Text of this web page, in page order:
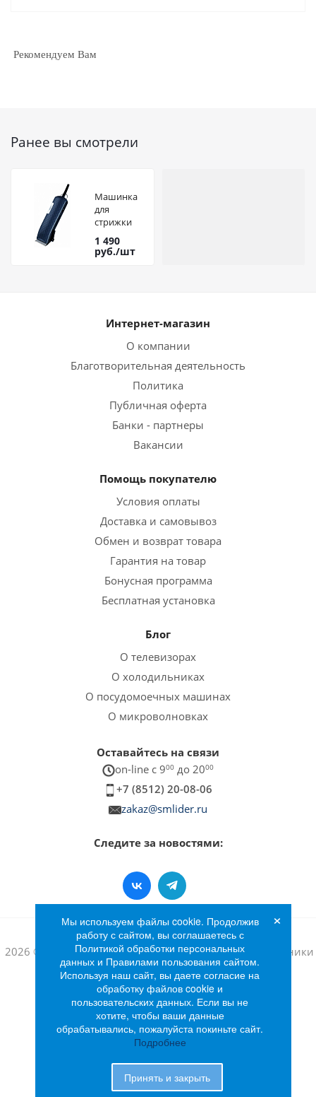
Рекомендуем Вам
Ранее вы смотрели
Машинка
для
стрижки
ARESA AR-
1811
1 490
руб./шт
Интернет-магазин
О компании
Благотворительная деятельность
Политика
Публичная оферта
Банки - партнеры
Вакансии
Помощь покупателю
Условия оплаты
Доставка и самовывоз
Обмен и возврат товара
Гарантия на товар
Бонусная программа
Бесплатная установка
Блог
О телевизорах
О холодильниках
О посудомоечных машинах
О микроволновках
Оставайтесь на связи
on-line c 900 до 2000
+7 (8512) 20-08-06
zakaz@smlider.ru
Следите за новостями:
2026 © Интернет-магазин бытовой техники и электроники
«Лидер»
Мы используем файлы cookie. Продолжив
работу с сайтом, вы соглашаетесь с
Политикой обработки персональных
данных и Правилами пользования сайтом.
Используя наш сайт, вы даете согласие на
обработку файлов cookie и
пользовательских данных. Если вы не
хотите, чтобы ваши данные
обрабатывались, пожалуйста покиньте сайт.
Подробнее
Принять и закрыть
×